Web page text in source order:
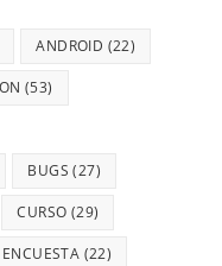
ANDROID (22)
(53)
BUGS (27)
CURSO (29)
ENCUESTA (22)